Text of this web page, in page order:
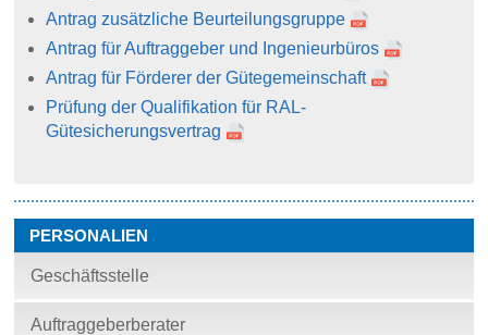
Antrag zusätzliche Beurteilungsgruppe
Antrag für Auftraggeber und Ingenieurbüros
Antrag für Förderer der Gütegemeinschaft
Prüfung der Qualifikation für RAL-
Gütesicherungsvertrag
PERSONALIEN
Geschäftsstelle
Auftraggeberberater